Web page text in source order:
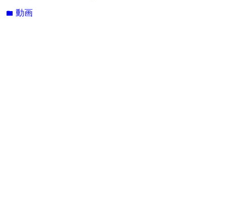
folder動画